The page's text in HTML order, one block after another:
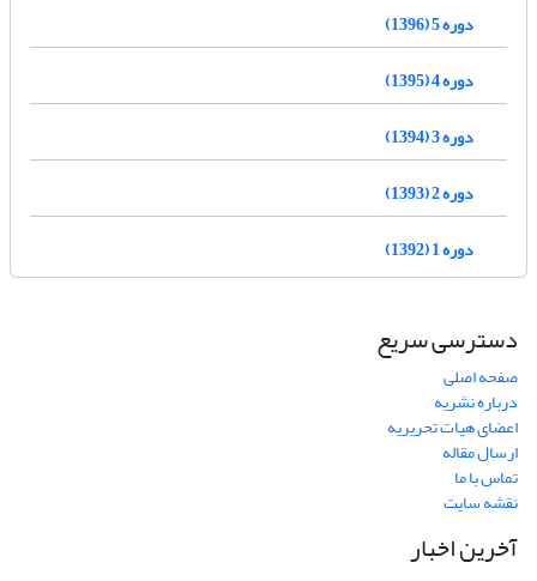
دوره 5 (1396)
دوره 4 (1395)
دوره 3 (1394)
دوره 2 (1393)
دوره 1 (1392)
دسترسی سریع
صفحه اصلی
درباره نشریه
اعضای هیات تحریریه
ارسال مقاله
تماس با ما
نقشه سایت
آخرین اخبار